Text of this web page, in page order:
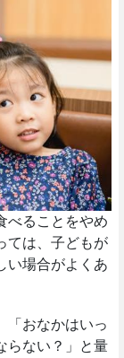
べることをやめ
ては、子どもが
い場合がよくあ
「おなかはいっ
らない？」と量